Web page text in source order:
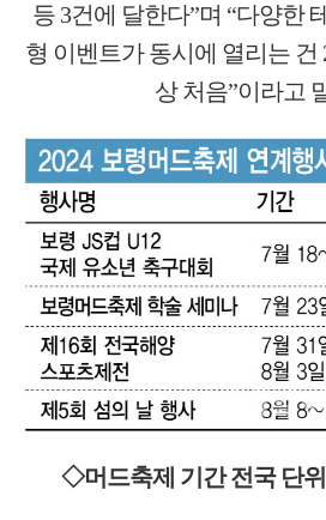
등 3건에 달한다”며 “다양한
형 이벤트가 동시에 열리는 건
상 처음”이라고
◇머드축제 기간 전국 단